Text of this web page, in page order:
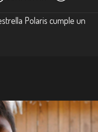
Polaris cumple un